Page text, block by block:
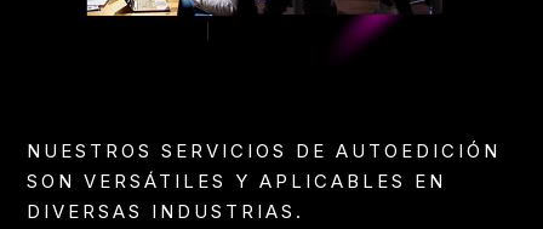
NUESTROS SERVICIOS DE AUTOEDICIÓN
SON VERSÁTILES Y APLICABLES EN
DIVERSAS INDUSTRIAS.